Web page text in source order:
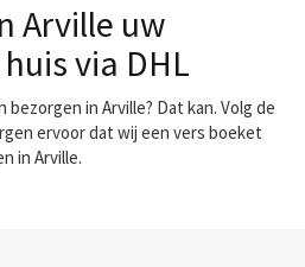
Arville uw
via DHL
in Arville? Dat kan. Volg de
ervoor dat wij een vers boeket
in Arville.